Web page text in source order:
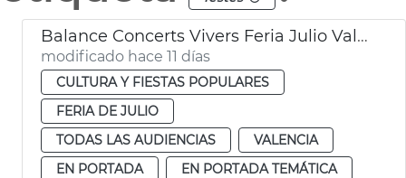
Balance Concerts Vivers Feria Julio València 2026
modificado hace 11 días
CULTURA Y FIESTAS POPULARES
FERIA DE JULIO
TODAS LAS AUDIENCIAS
VALENCIA
EN PORTADA
EN PORTADA TEMÁTICA